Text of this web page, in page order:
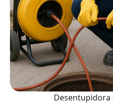
Desentupidora